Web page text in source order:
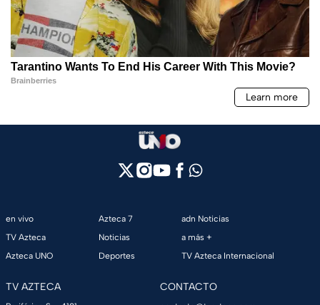
en vivo
TV Azteca
Azteca UNO
Azteca 7
Noticias
Deportes
adn Noticias
a más +
TV Azteca Internacional
TV AZTECA CONTACTO